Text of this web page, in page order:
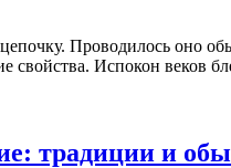
Проводилось оно
Испокон веков
традиции и